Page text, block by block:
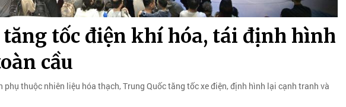
tăng tốc điện khí hóa, tái định hình
cầu
phụ thuộc nhiên liệu hóa thạch, Trung Quốc tăng tốc xe điện, định hình lại cạnh tranh và